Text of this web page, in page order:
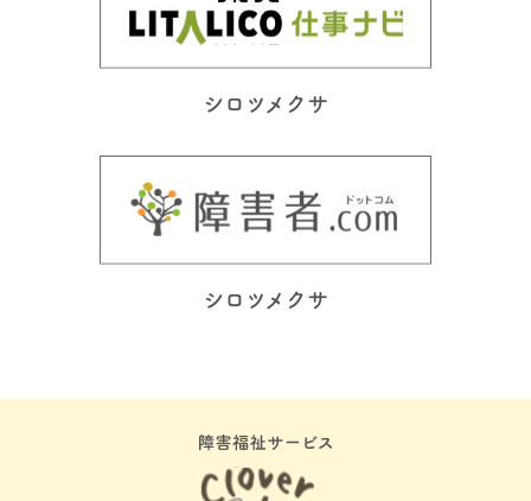
シロツメクサ
シロツメクサ